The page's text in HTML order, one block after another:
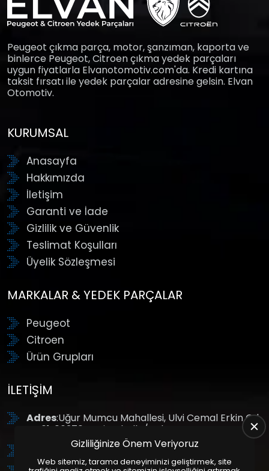
Peugeot çıkma parça, motor, şanzıman, kaporta ve
binlerce Peugeot, Citroen çıkma yedek parçaları
uygun fiyatlarla Elvanotomotiv.com'da. Kredi kartına
taksit fırsatı ile yedek parçalar adresine gelsin. Elvan
Otomotiv.
KURUMSAL
Anasayfa
Hakkımızda
İletişim
Garanti ve İade
Gizlilik ve Güvenlik
Teslimat Koşulları
Üyelik Sözleşmesi
MARKALAR & YEDEK PARÇALAR
Peugeot
Citroen
Ürün Grupları
İLETIŞIM
Adres:Uğur Mumcu Mahallesi, Ulvi Cemal Erkin Cd.
No:61, 06370 Yenimahalle/Ankara
: +90 (312) 354 8888
Gizliliğinize Önem Veriyoruz
Web sitemiz, tarama deneyiminizi geliştirmek, site